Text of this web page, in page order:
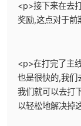
<p>接下来在去
奖励,这点对于前
<p>在打完了主
也是很快的,我们
我们就可以去打
以轻松地解决掉